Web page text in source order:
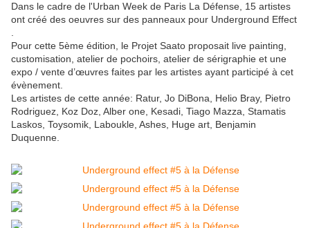
Dans le cadre de l'Urban Week de Paris La Défense, 15 artistes
ont créé des oeuvres sur des panneaux pour Underground Effect
Pour cette 5ème édition, le Projet Saato proposait live painting,
customisation, atelier de pochoirs, atelier de sérigraphie et une
expo / vente d’œuvres faites par les artistes ayant participé à cet
évènement.
Les artistes de cette année: Ratur, Jo DiBona, Helio Bray, Pietro
Rodriguez, Koz Doz, Alber one, Kesadi, Tiago Mazza, Stamatis
Laskos, Toysomik, Laboukle, Ashes, Huge art, Benjamin
Duquenne.